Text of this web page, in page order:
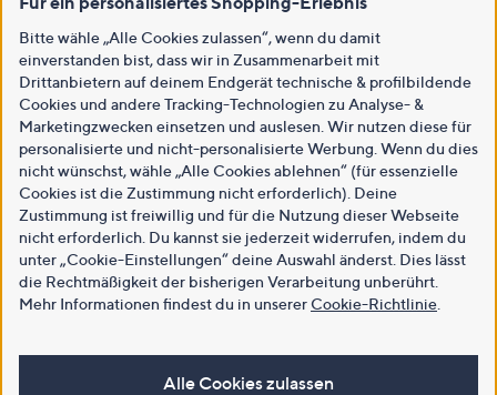
Bitte wähle „Alle Cookies zulassen“, wenn du damit
einverstanden bist, dass wir in Zusammenarbeit mit
Drittanbietern auf deinem Endgerät technische & profilbildende
Cookies und andere Tracking-Technologien zu Analyse- &
Marketingzwecken einsetzen und auslesen. Wir nutzen diese für
personalisierte und nicht-personalisierte Werbung. Wenn du dies
nicht wünschst, wähle „Alle Cookies ablehnen“ (für essenzielle
Cookies ist die Zustimmung nicht erforderlich). Deine
Zustimmung ist freiwillig und für die Nutzung dieser Webseite
nicht erforderlich. Du kannst sie jederzeit widerrufen, indem du
unter „Cookie-Einstellungen“ deine Auswahl änderst. Dies lässt
die Rechtmäßigkeit der bisherigen Verarbeitung unberührt.
Mehr Informationen findest du in unsererCookie-Richtlinie
Alle Cookies zulassen